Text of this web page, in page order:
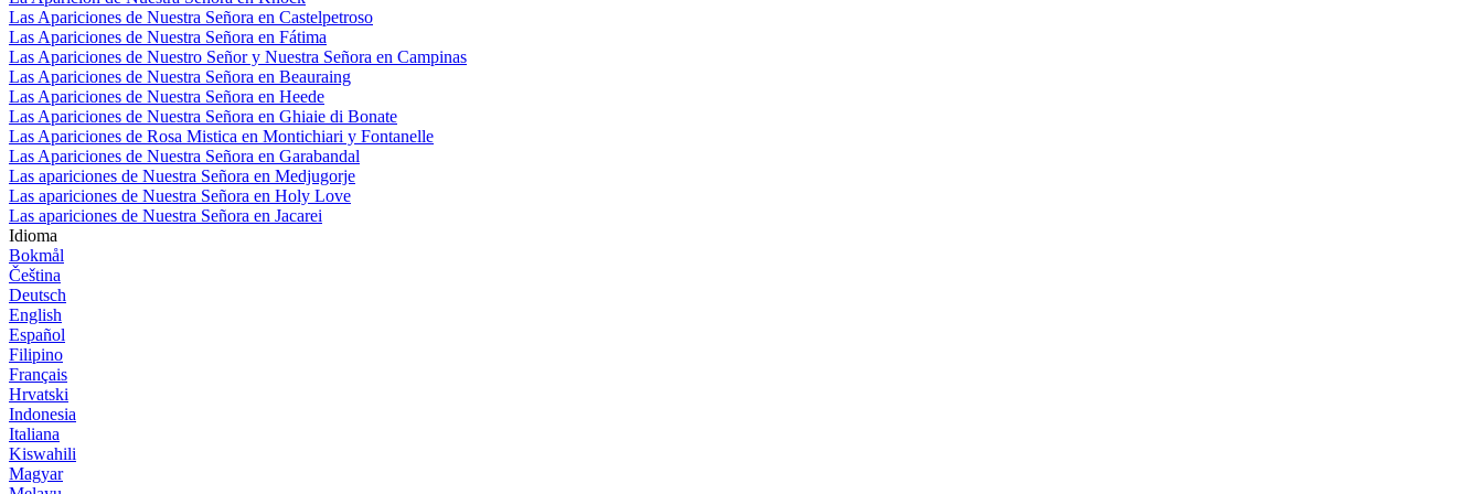
Las Apariciones de Nuestra Señora en Castelpetroso
Las Apariciones de Nuestra Señora en Fátima
Las Apariciones de Nuestro Señor y Nuestra Señora en Campinas
Las Apariciones de Nuestra Señora en Beauraing
Las Apariciones de Nuestra Señora en Heede
Las Apariciones de Nuestra Señora en Ghiaie di Bonate
Las Apariciones de Rosa Mistica en Montichiari y Fontanelle
Las Apariciones de Nuestra Señora en Garabandal
Las apariciones de Nuestra Señora en Medjugorje
Las apariciones de Nuestra Señora en Holy Love
Las apariciones de Nuestra Señora en Jacarei
Idioma
Bokmål
Čeština
Deutsch
English
Español
Filipino
Français
Hrvatski
Indonesia
Italiana
Kiswahili
Magyar